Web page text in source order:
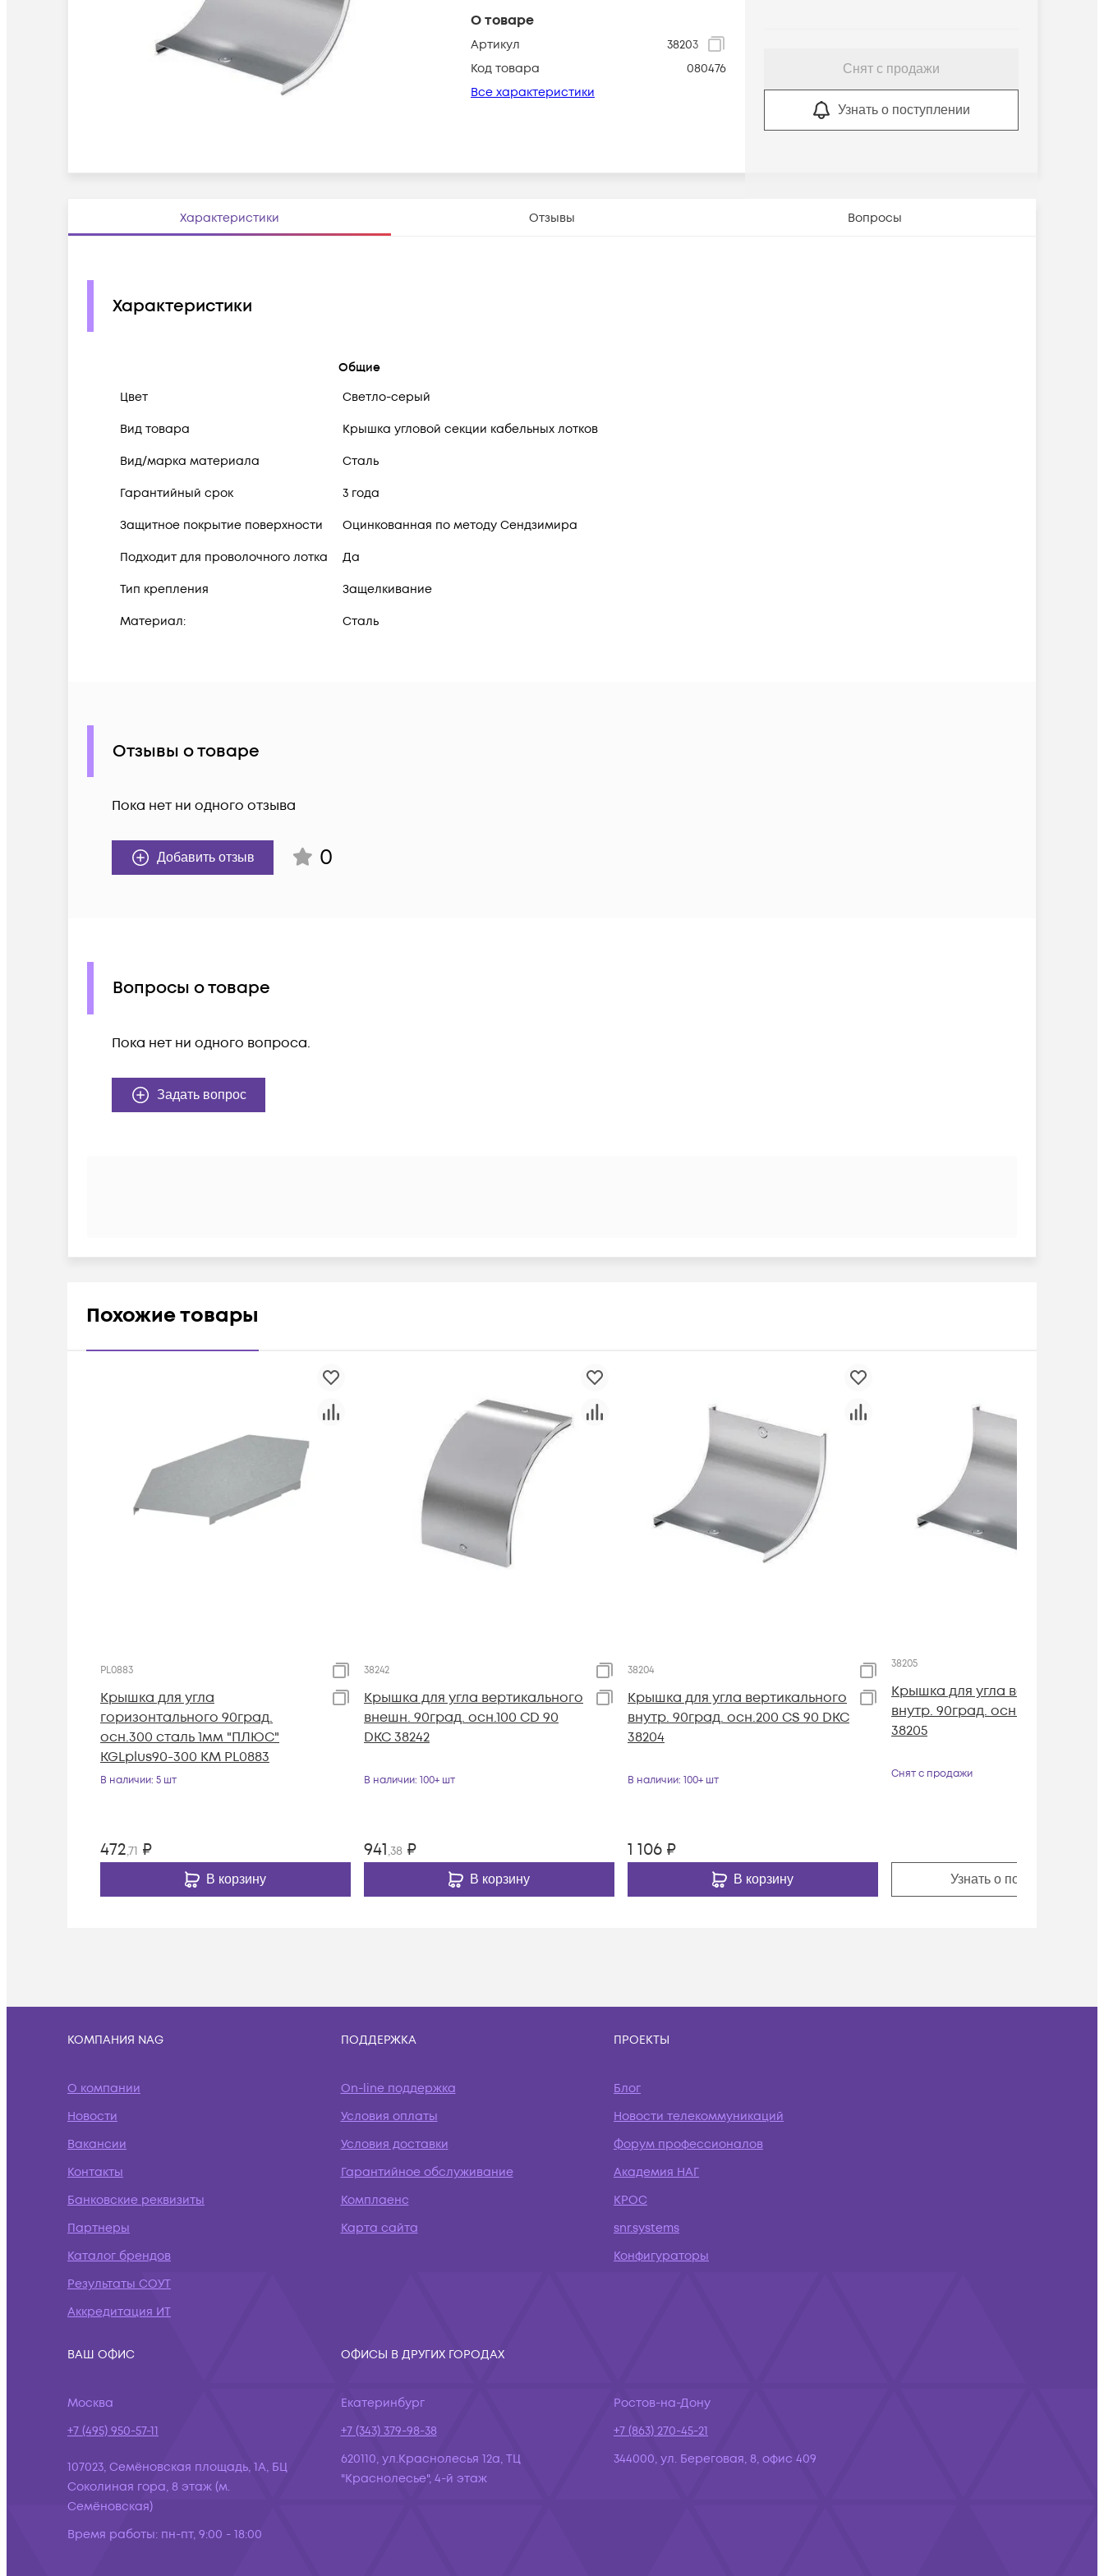
О товаре
Артикул
38203
Код товара
080476
Все характеристики
Снят с продажи
Узнать о поступлении
Характеристики Отзывы Вопросы
Характеристики
Общие
Цвет
Светло-серый
Вид товара Крышка угловой секции кабельных лотков
Вид/марка материала Сталь
Гарантийный срок 3 года
Защитное покрытие поверхности Оцинкованная по методу Сендзимира
Подходит для проволочного лотка Да
Тип крепления Защелкивание
Материал: Сталь
Отзывы о товаре
Пока нет ни одного отзыва
Добавить отзыв 0
Вопросы о товаре
Пока нет ни одного вопроса.
Задать вопрос
Похожие товары
PL0883
Крышка для угла
горизонтального 90град.
осн.300 сталь 1мм "ПЛЮС"
KGLplus90-300 КМ PL0883
В наличии: 5 шт
472,71 ₽
В корзину
38242
Крышка для угла вертикального
внешн. 90град. осн.100 CD 90
DKC 38242
В наличии: 100+ шт
941,38 ₽
В корзину
38204
Крышка для угла вертикального
внутр. 90град. осн.200 CS 90 DKC
38204
В наличии: 100+ шт
1 106 ₽
В корзину
38205
Крышка для угла
внутр. 90град. осн.300 CS 90
38205
Снят с продажи
Узнать о поступлении
КОМПАНИЯ NAG
О компании
Новости
Вакансии
Контакты
Банковские реквизиты
Партнеры
Каталог брендов
Результаты СОУТ
Аккредитация ИТ
ПОДДЕРЖКА
On-line поддержка
Условия оплаты
Условия доставки
Гарантийное обслуживание
Комплаенс
Карта сайта
ПРОЕКТЫ
Блог
Новости телекоммуникаций
Форум профессионалов
Академия НАГ
КРОС
snr.systems
Конфигураторы
ВАШ ОФИС
Москва
+7 (495) 950-57-11
107023, Семёновская площадь, 1А, БЦ
Соколиная гора, 8 этаж (м.
Семёновская)
Время работы: пн-пт, 9:00 - 18:00
ОФИСЫ В ДРУГИХ ГОРОДАХ
Екатеринбург
+7 (343) 379-98-38
620110, ул.Краснолесья 12а, ТЦ
"Краснолесье", 4-й этаж
Ростов-на-Дону
+7 (863) 270-45-21
344000, ул. Береговая, 8, офис 409